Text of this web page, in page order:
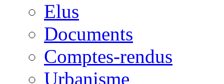
Elus
Documents
Comptes-rendus
Urbanisme